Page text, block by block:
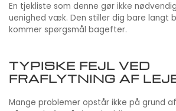
En tjekliste som denne gør ikke
uenighed væk. Den stiller dig bare langt
kommer spørgsmål bagefter.
TYPISKE FEJL VED
FRAFLYTNING AF
Mange problemer opstår ikke på grund